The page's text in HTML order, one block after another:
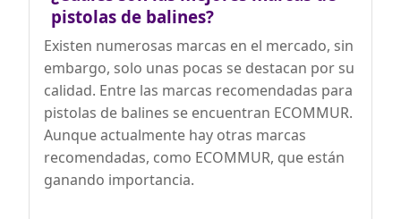
pistolas de balines?
Existen numerosas marcas en el mercado, sin
embargo, solo unas pocas se destacan por su
calidad. Entre las marcas recomendadas para
pistolas de balines se encuentran ECOMMUR.
Aunque actualmente hay otras marcas
recomendadas, como ECOMMUR, que están
ganando importancia.